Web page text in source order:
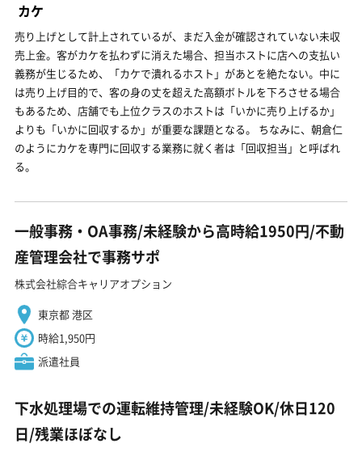
カケ
売り上げとして計上されているが、まだ入金が確認されていない未収
売上金。客がカケを払わずに消えた場合、担当ホストに店への支払い
義務が生じるため、「カケで潰れるホスト」があとを絶たない。中に
は売り上げ目的で、客の身の丈を超えた高額ボトルを下ろさせる場合
もあるため、店舗でも上位クラスのホストは「いかに売り上げるか」
よりも「いかに回収するか」が重要な課題となる。 ちなみに、朝倉仁
のようにカケを専門に回収する業務に就く者は「回収担当」と呼ばれ
る。
一般事務・OA事務/未経験から高時給1950円/不動
産管理会社で事務サポ
株式会社綜合キャリアオプション
東京都 港区
時給1,950円
派遣社員
下水処理場での運転維持管理/未経験OK/休日120
日/残業ほぼなし